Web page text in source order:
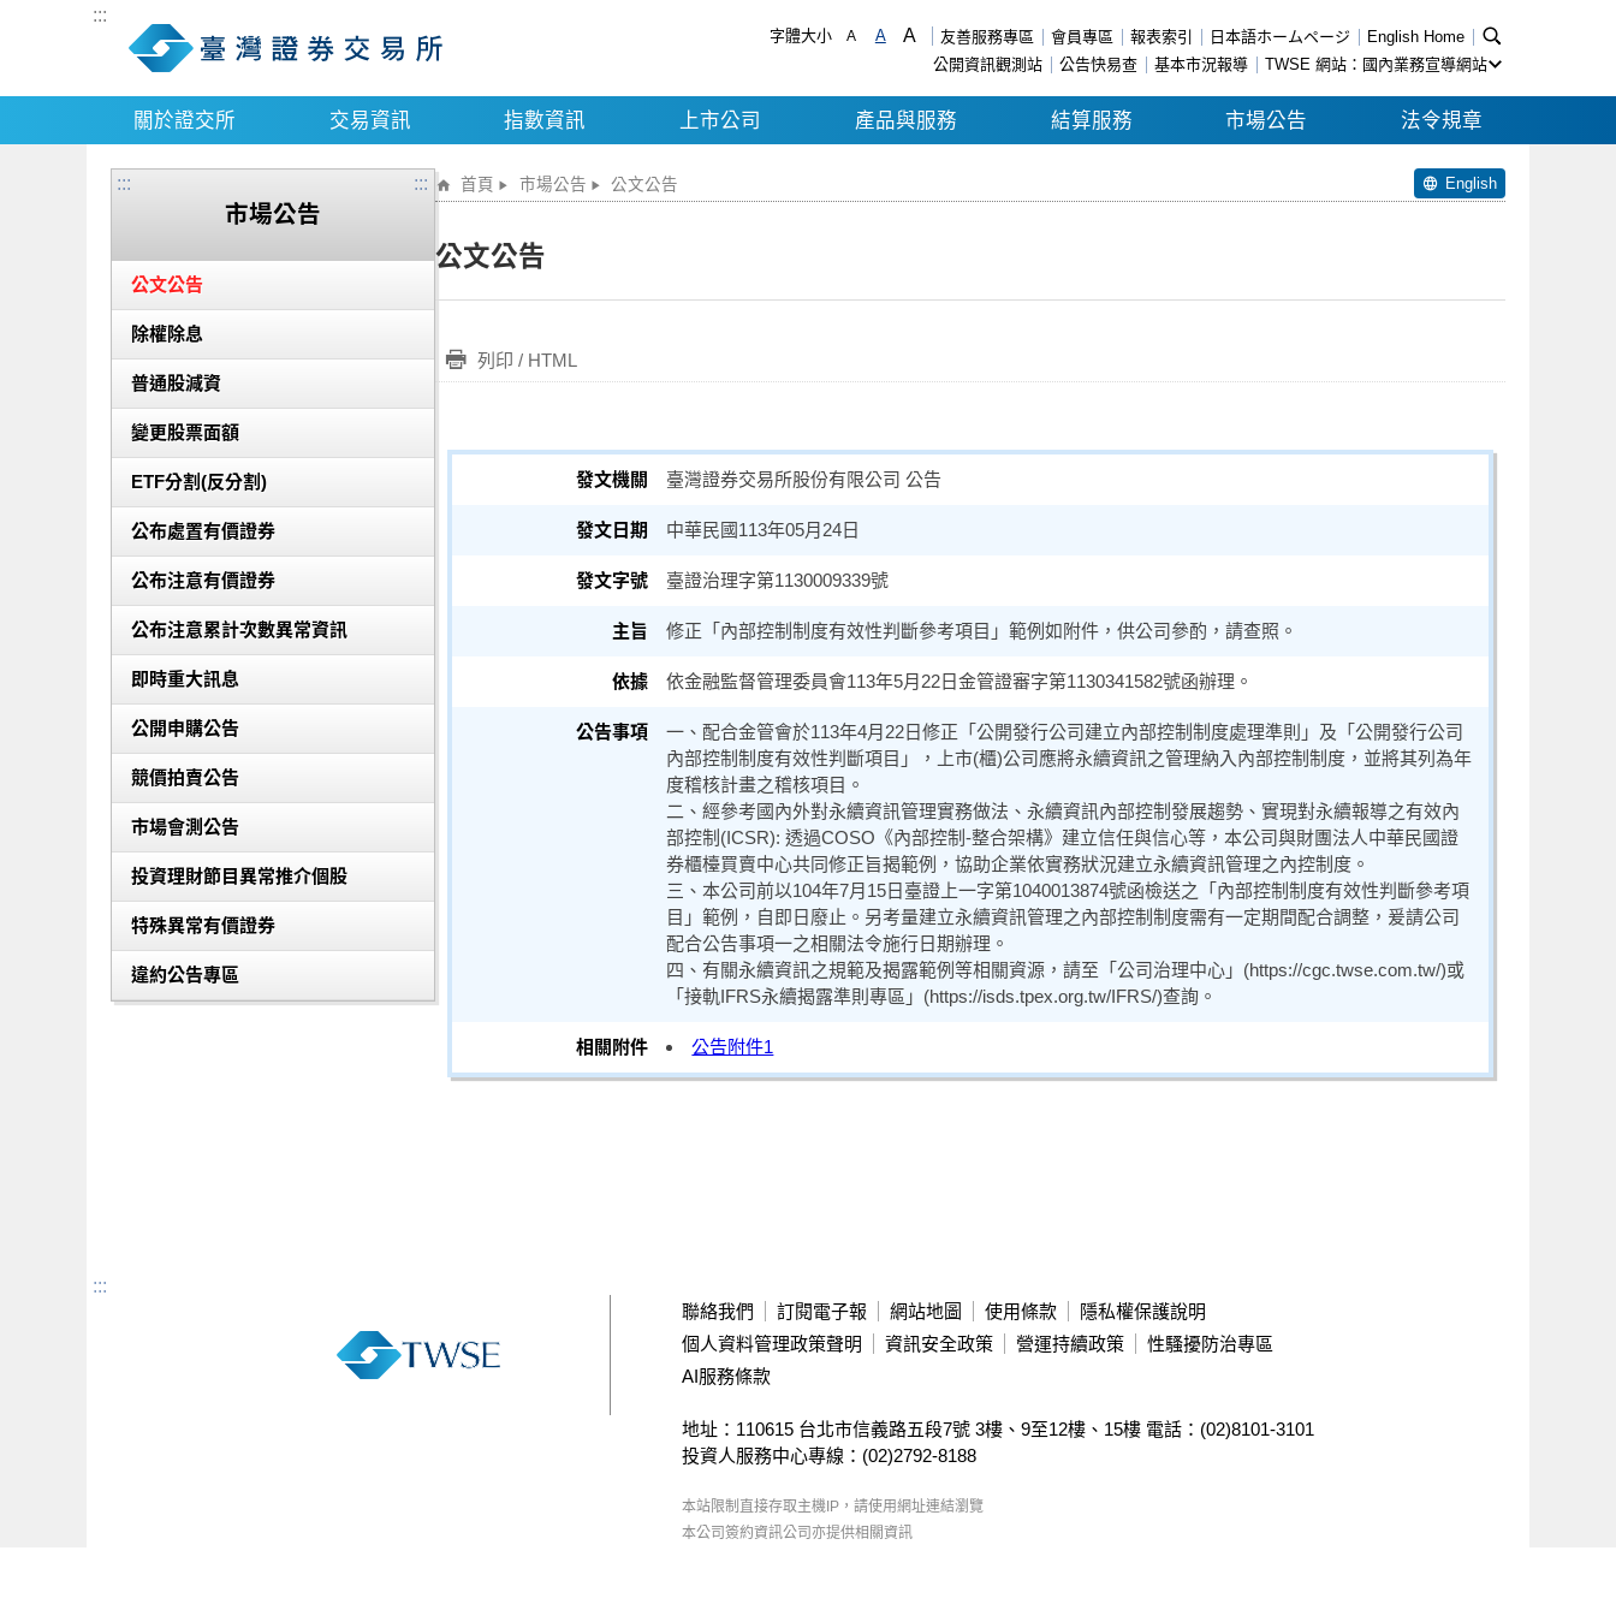
:::
字體大小 A A A 友善服務專區 會員專區 報表索引 日本語ホームページ
English Home
公開資訊觀測站
公告快易查 基本市況報導 TWSE 網站：國內業務宣導網站
關於證交所 交易資訊 指數資訊 上市公司 產品與服務 結算服務 市場公告 法令規章
:::
市場公告
公文公告
除權除息
普通股減資
變更股票面額
ETF分割(反分割)
公布處置有價證券
公布注意有價證券
公布注意累計次數異常資訊
即時重大訊息
公開申購公告
競價拍賣公告
市場會測公告
投資理財節目異常推介個股
特殊異常有價證券
違約公告專區
::: 首頁 市場公告 公文公告 English
公文公告
列印 / HTML
臺灣證券交易所股份有限公司 公告
中華民國113年05月24日
臺證治理字第1130009339號
修正「內部控制制度有效性判斷參考項目」範例如附件，供公司參酌，請查照。
依金融監督管理委員會113年5月22日金管證審字第1130341582號函辦理。
一、配合金管會於113年4月22日修正「公開發行公司建立內部控制制度處理準則」及「公開發行公司
內部控制制度有效性判斷項目」，上市(櫃)公司應將永續資訊之管理納入內部控制制度，並將其列為年
度稽核計畫之稽核項目。
二、經參考國內外對永續資訊管理實務做法、永續資訊內部控制發展趨勢、實現對永續報導之有效內
部控制(ICSR): 透過COSO《內部控制-整合架構》建立信任與信心等，本公司與財團法人中華民國證
券櫃檯買賣中心共同修正旨揭範例，協助企業依實務狀況建立永續資訊管理之內控制度。
三、本公司前以104年7月15日臺證上一字第1040013874號函檢送之「內部控制制度有效性判斷參考項
目」範例，自即日廢止。另考量建立永續資訊管理之內部控制制度需有一定期間配合調整，爰請公司
配合公告事項一之相關法令施行日期辦理。
四、有關永續資訊之規範及揭露範例等相關資源，請至「公司治理中心」(https://cgc.twse.com.tw/)或
「接軌IFRS永續揭露準則專區」(https://isds.tpex.org.tw/IFRS/)查詢。
公告附件1
:::
聯絡我們
訂閱電子報 網站地圖 使用條款
隱私權保護說明
個人資料管理政策聲明
資訊安全政策 營運持續政策
性騷擾防治專區
AI服務條款
地址：110615 台北市信義路五段7號 3樓、9至12樓、15樓 電話：(02)8101-3101
投資人服務中心專線：(02)2792-8188
本站限制直接存取主機IP，請使用網址連結瀏覽
本公司簽約資訊公司 亦提供相關資訊